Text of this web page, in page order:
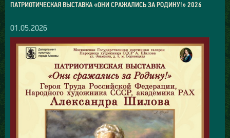
ПАТРИОТИЧЕСКАЯ ВЫСТАВКА «ОНИ СРАЖАЛИСЬ ЗА РОДИНУ!» 2026
01.05.2026